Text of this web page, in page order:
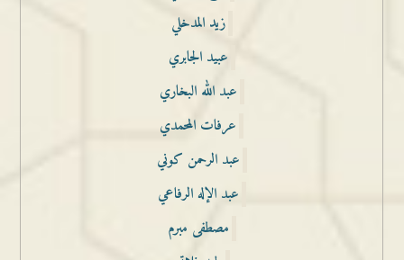
زيد المدخلي
عبيد الجابري
عبد الله البخاري
عرفات المحمدي
عبد الرحمن كوني
عبد الإله الرفاعي
مصطفى مبرم